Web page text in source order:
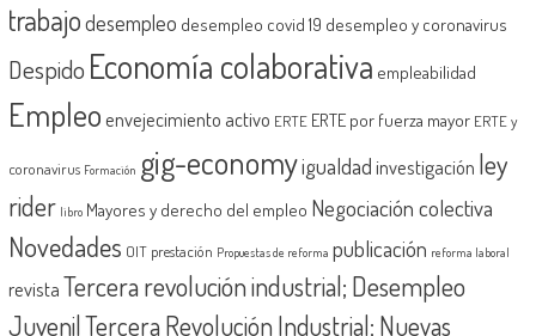
trabajodesempleo desempleo covid 19 desempleo y coronavirus
Despido Economía colaborativa empleabilidad
Empleoenvejecimiento activo ERTE ERTE por fuerza mayor ERTE y
coronavirus Formación gig-economyigualdadinvestigación ley
rider libro Mayores y derecho del empleo Negociación colectiva
Novedades OIT prestación Propuestas de reforma publicación reforma laboral
revistaTercera revolución industrial; Desempleo
JuvenilTercera Revolución Industrial; Nuevas